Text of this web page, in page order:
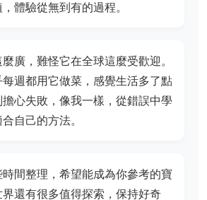
體驗從無到有的過程。
廣，難怪它在全球這麼受歡迎。
週都用它做菜，感覺生活多了點
心失敗，像我一樣，從錯誤中學
自己的方法。
間整理，希望能成為你參考的寶
還有很多值得探索，保持好奇